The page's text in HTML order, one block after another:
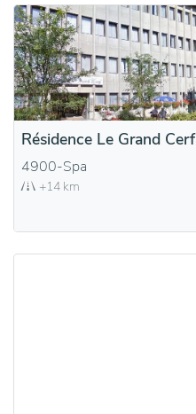
Résidence Le Grand Cerf
4900-Spa
+14 km